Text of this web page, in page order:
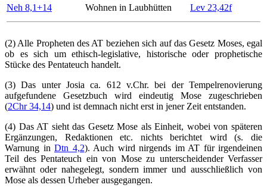
Neh 8,1+14
Wohnen in Laubhütten Lev 23,42f
(2) Alle Propheten des AT beziehen sich auf das Gesetz Moses, egal
ob es sich um ethisch-legislative, historische oder prophetische
Stücke des Pentateuch handelt.
(3) Das unter Josia ca. 612 v.Chr. bei der Tempelrenovierung
aufgefundene Gesetzbuch wird eindeutig Mose zugeschrieben
(2Chr 34,14) und ist demnach nicht erst in jener Zeit entstanden.
(4) Das AT sieht das Gesetz Mose als Einheit, wobei von späteren
Ergänzungen, Redaktionen etc. nichts berichtet wird (s. die
Warnung in Dtn 4,2). Auch wird nirgends im AT für irgendeinen
Teil des Pentateuch ein von Mose zu unterscheidender Verfasser
erwähnt oder nahegelegt, sondern immer und ausschließlich von
Mose als dessen Urheber ausgegangen.